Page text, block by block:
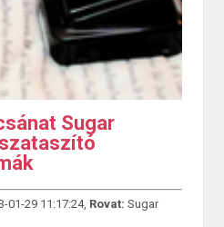
Sugar
01-29 11:17:24, Rovat: Sugar